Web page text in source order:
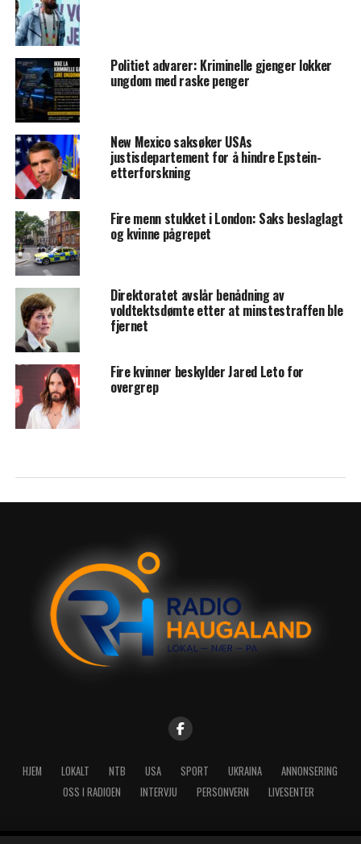
Politiet advarer: Kriminelle gjenger lokker
ungdom med raske penger
New Mexico saksøker USAs
justisdepartement for å hindre Epstein-
etterforskning
Fire menn stukket i London: Saks beslaglagt
og kvinne pågrepet
Direktoratet avslår benådning av
voldtektsdømte etter at minstestraffen ble
fjernet
Fire kvinner beskylder Jared Leto for
overgrep
HJEM LOKALT NTB USA SPORT UKRAINA
ANNONSERING
OSS I RADIOEN
INTERVJU PERSONVERN LIVESENTER